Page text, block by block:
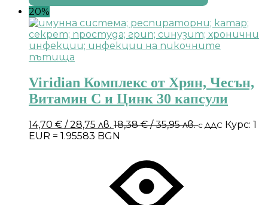
20%
Viridian Комплекс от Хрян, Чесън,
Витамин С и Цинк 30 капсули
14,70 € / 28,75 лв. 18,38€/ 35,95 лв.с ДДС Курс: 1
EUR = 1.95583 BGN